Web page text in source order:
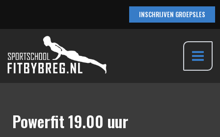
inhoud
INSCHRIJVEN GROEPSLES
Main
Powerfit 19.00 uur